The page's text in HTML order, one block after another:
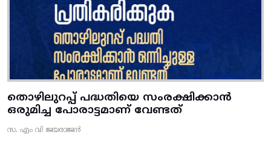
തൊഴിലുറപ്പ് പദ്ധതിയെ സംരക്ഷിക്കാൻ
ഒരുമിച്ച പോരാട്ടമാണ് വേണ്ടത്
സ. എം വി ജയരാജൻ